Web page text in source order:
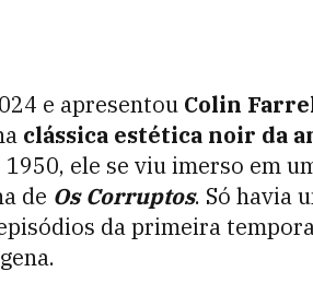
e apresentou Colin
clássica estética noir da
ele se viu imerso em
de Os Corruptos. Só havia
da primeira